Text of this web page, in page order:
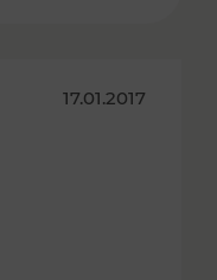
17.01.2017